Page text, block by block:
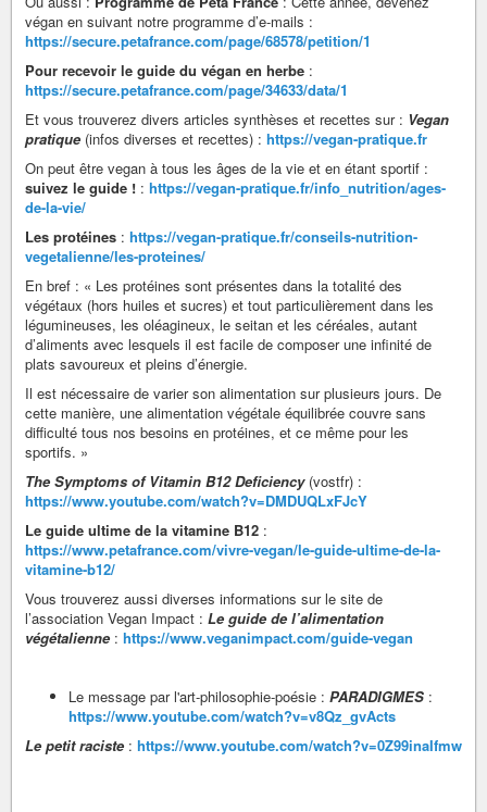
végan en suivant notre programme d’e-mails :
https://secure.petafrance.com/page/68578/petition/1
Pour recevoir le guide du végan en herbe :
https://secure.petafrance.com/page/34633/data/1
Et vous trouverez divers articles synthèses et recettes sur : Vegan
pratique (infos diverses et recettes) : https://vegan-pratique.fr
On peut être vegan à tous les âges de la vie et en étant sportif :
suivez le guide ! : https://vegan-pratique.fr/info_nutrition/ages-
de-la-vie/
Les protéines : https://vegan-pratique.fr/conseils-nutrition-
vegetalienne/les-proteines/
En bref : « Les protéines sont présentes dans la totalité des
végétaux (hors huiles et sucres) et tout particulièrement dans les
légumineuses, les oléagineux, le seitan et les céréales, autant
d’aliments avec lesquels il est facile de composer une infinité de
plats savoureux et pleins d’énergie.
Il est nécessaire de varier son alimentation sur plusieurs jours. De
cette manière, une alimentation végétale équilibrée couvre sans
difficulté tous nos besoins en protéines, et ce même pour les
sportifs. »
The Symptoms of Vitamin B12 Deficiency(vostfr) :
https://www.youtube.com/watch?v=DMDUQLxFJcY
Le guide ultime de la vitamine B12 :
https://www.petafrance.com/vivre-vegan/le-guide-ultime-de-la-
vitamine-b12/
Vous trouverez aussi diverses informations sur le site de
l’association Vegan Impact : Le guide de l’alimentation
végétalienne : https://www.veganimpact.com/guide-vegan
Le message par l'art-philosophie-poésie : PARADIGMES :
https://www.youtube.com/watch?v=v8Qz_gvActs
Le petit raciste : https://www.youtube.com/watch?v=0Z99inaIfmw